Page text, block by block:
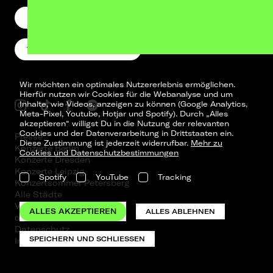
Wir möchten ein optimales Nutzererlebnis ermöglichen.
Hierfür nutzen wir Cookies für die Webanalyse und um
Inhalte, wie Videos, anzeigen zu können (Google Analytics,
Meta-Pixel, Youtube, Hotjar und Spotify). Durch „Alles
akzeptieren“ willigst Du in die Nutzung der relevanten
Cookies und der Datenverarbeitung in Drittstaaten ein.
Diese Zustimmung ist jederzeit widerrufbar. Mehr zu
Cookies und Datenschutzbestimmungen
Spotify YouTube Tracking
ALLES AKZEPTIEREN ALLES ABLEHNEN
SPEICHERN UND SCHLIESSEN
TELEGRAM-CHANNEL
Presse
Konzerte Berlin
Konzerte Dresden
Konzerte Leipzig
Konzertsommer Petersberg
Alle Städte
Vergangene Shows
o_team
Datenschutz
Impressum